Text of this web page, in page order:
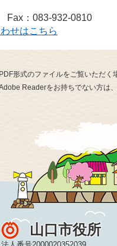
Fax：083-932-0810
せはこちら
PDF形式のファイルをご覧いただく
Readerをお持ちでない方は
山口市役所